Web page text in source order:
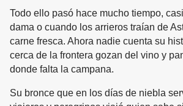
Todo ello pasó hace mucho tiempo,
dama o cuando los arrieros traían de
carne fresca. Ahora nadie cuenta su
cerca de la frontera gozan del vino y
donde falta la campana.
Su bronce que en los días de niebla